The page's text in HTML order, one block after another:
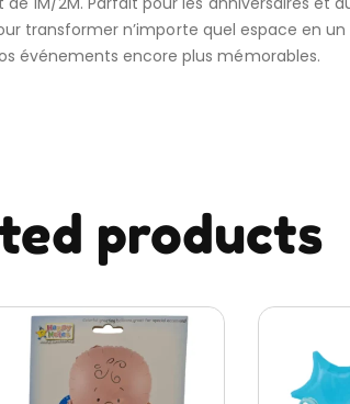
transformer n’importe quel espace en
événements encore plus mémorables.
products